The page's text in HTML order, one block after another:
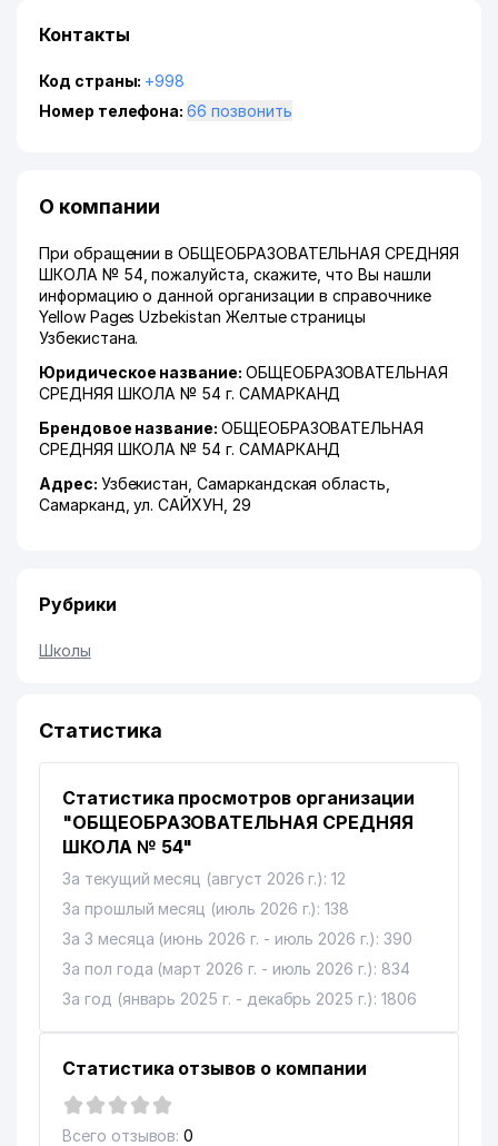
Контакты
Код страны: +998
Номер телефона:
66 позвонить
О компании
При обращении в ОБЩЕОБРАЗОВАТЕЛЬНАЯ СРЕДНЯЯ
ШКОЛА № 54, пожалуйста, скажите, что Вы нашли
информацию о данной организации в справочнике
Yellow Pages Uzbekistan Желтые страницы
Узбекистана.
Юридическое название: ОБЩЕОБРАЗОВАТЕЛЬНАЯ
СРЕДНЯЯ ШКОЛА № 54 г. САМАРКАНД
Брендовое название: ОБЩЕОБРАЗОВАТЕЛЬНАЯ
СРЕДНЯЯ ШКОЛА № 54 г. САМАРКАНД
Адрес: Узбекистан,Самаркандская область
Самарканд ,ул. САЙХУН , 29
Рубрики
Школы
Статистика
Статистика просмотров организации
"ОБЩЕОБРАЗОВАТЕЛЬНАЯ СРЕДНЯЯ
ШКОЛА № 54"
За текущий месяц (август 2026 г.): 12
За прошлый месяц (июль 2026 г.): 138
За 3 месяца (июнь 2026 г. - июль 2026 г.): 390
За пол года (март 2026 г. - июль 2026 г.): 834
За год (январь 2025 г. - декабрь 2025 г.): 1806
Статистика отзывов о компании
Всего отзывов: 0